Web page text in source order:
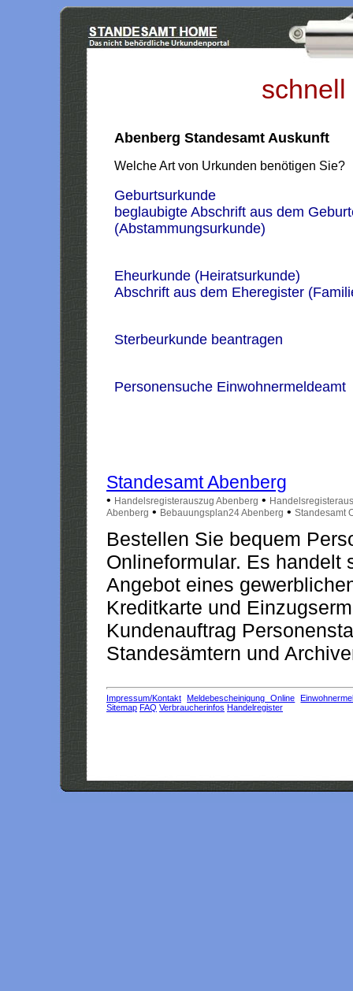
Abenberg Standesamt Auskunft
Welche Art von Urkunden benötigen Sie?
Geburtsurkunde
beglaubigte Abschrift aus dem
(Abstammungsurkunde)
Eheurkunde (Heiratsurkunde)
Abschrift aus dem Eheregister
Sterbeurkunde beantragen
Personensuche Einwohnermeldeamt
Standesamt Abenberg
• Handelsregisterauszug Abenberg •
Abenberg • Bebauungsplan24 Abenberg • Standesamt
Bestellen Sie bequem
Onlineformular. Es handelt
Angebot eines
Kreditkarte und
Kundenauftrag
Standesämtern und
Impressum/Kontakt Meldebescheinigung Online
Sitemap FAQ Verbraucherinfos Handelregister